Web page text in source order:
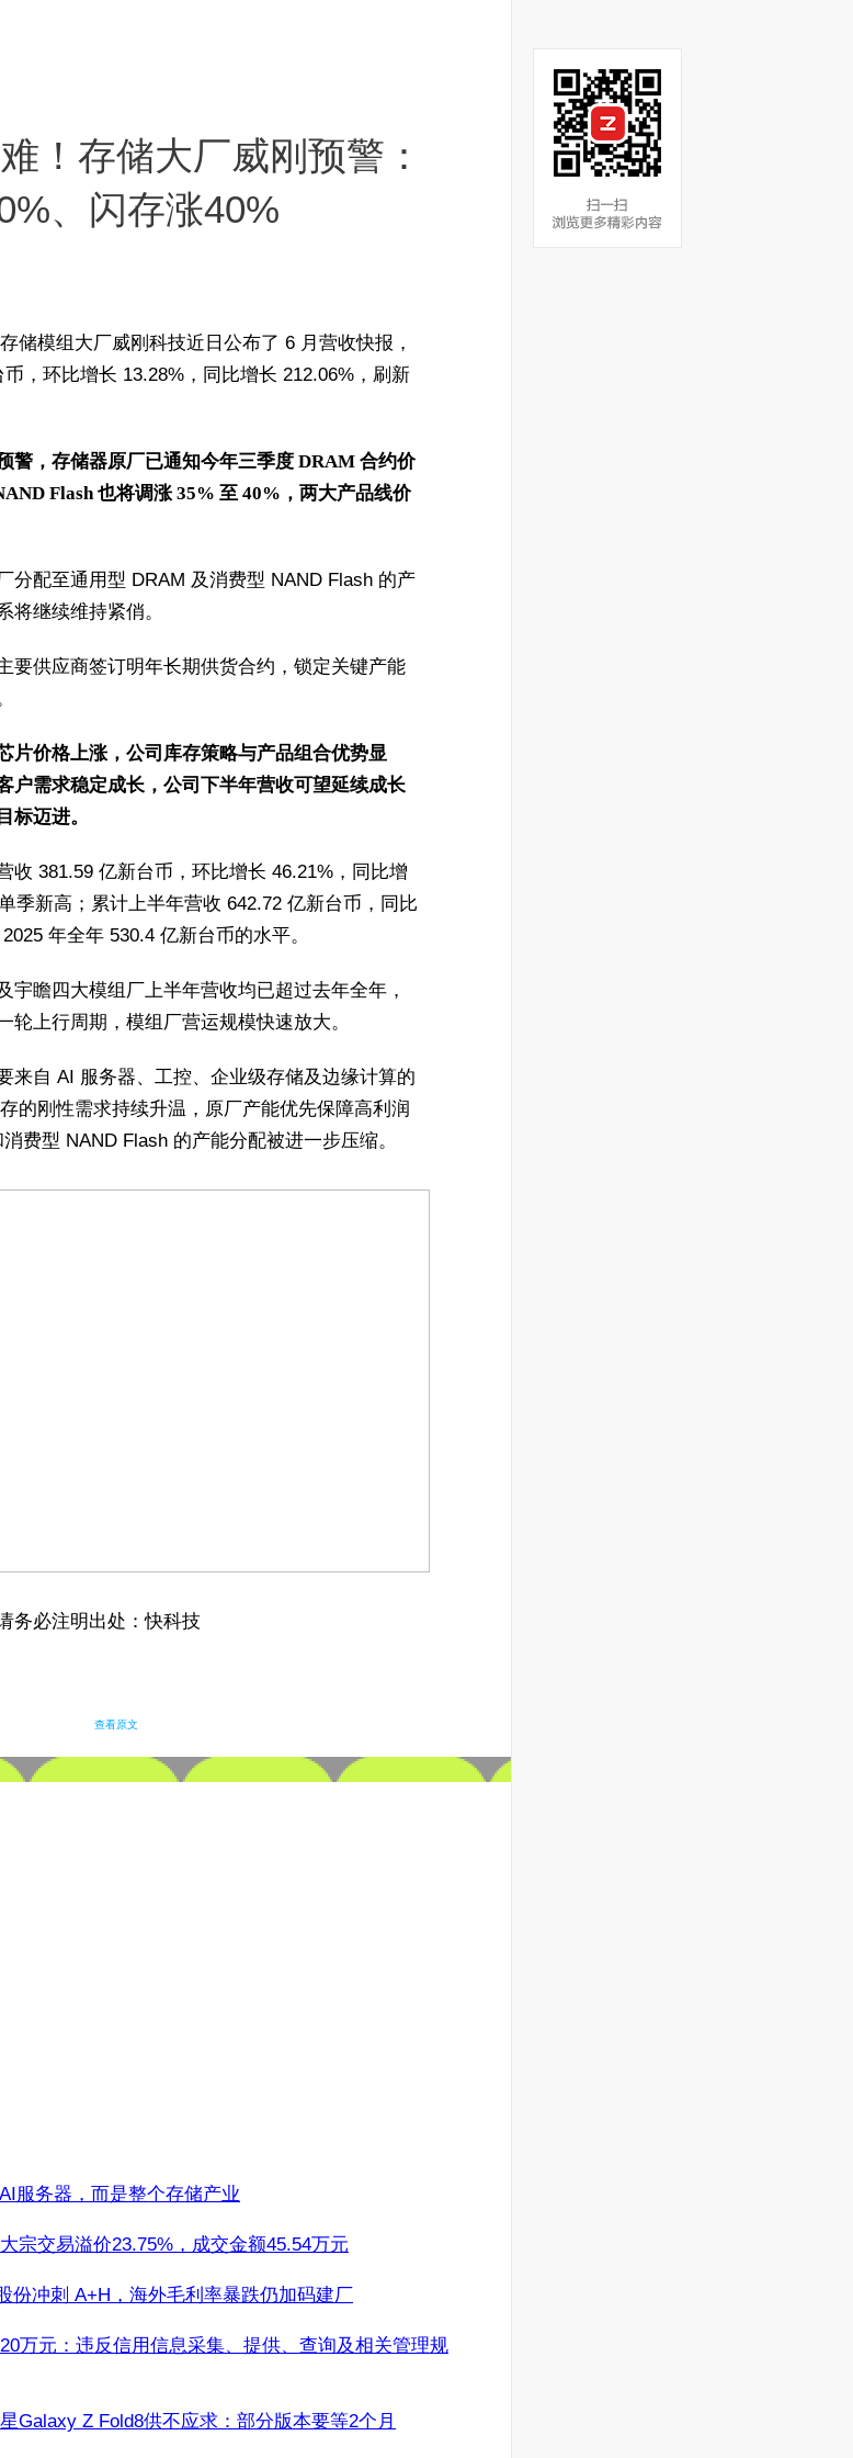
！存储大厂威刚预警：
、闪存涨40%
储模组大厂威刚科技近日公布了 6 月营收快报，
，环比增长 13.28%，同比增长 212.06%，刷新
警，存储器原厂已通知今年三季度 DRAM 合约价
Flash 也将调涨 35% 至 40%，两大产品线价
分配至通用型 DRAM 及消费型 NAND Flash 的产
将继续维持紧俏。
要供应商签订明年长期供货合约，锁定关键产能
片价格上涨，公司库存策略与产品组合优势显
户需求稳定成长，公司下半年营收可望延续成长
标迈进。
收 381.59 亿新台币，环比增长 46.21%，同比增
季新高；累计上半年营收 642.72 亿新台币，同比
年全年 530.4 亿新台币的水平。
宇瞻四大模组厂上半年营收均已超过去年全年，
轮上行周期，模组厂营运规模快速放大。
来自 AI 服务器、工控、企业级存储及边缘计算的
的刚性需求持续升温，原厂产能优先保障高利润
费型 NAND Flash 的产能分配被进一步压缩。
务必注明出处：快科技
查看原文
服务器，而是整个存储产业
宗交易溢价23.75%，成交金额45.54万元
份冲刺 A+H，海外毛利率暴跌仍加码建厂
万元：违反信用信息采集、提供、查询及相关管理规
Galaxy Z Fold8供不应求：部分版本要等2个月